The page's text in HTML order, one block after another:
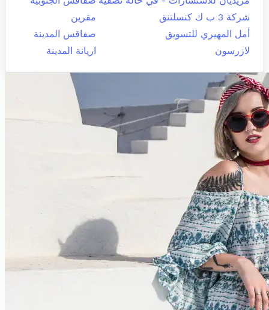
شركة 3 ب ك كنسلتنق
مقرين
أمل المهيري للتسويق
صفاقس المدينة
لازرسون
اريانة المدينة